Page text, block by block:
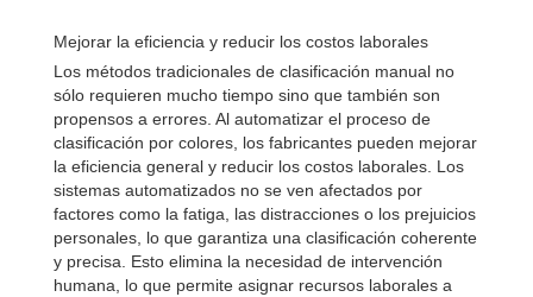
Mejorar la eficiencia y reducir los costos laborales
Los métodos tradicionales de clasificación manual no
sólo requieren mucho tiempo sino que también son
propensos a errores. Al automatizar el proceso de
clasificación por colores, los fabricantes pueden mejorar
la eficiencia general y reducir los costos laborales. Los
sistemas automatizados no se ven afectados por
factores como la fatiga, las distracciones o los prejuicios
personales, lo que garantiza una clasificación coherente
y precisa. Esto elimina la necesidad de intervención
humana, lo que permite asignar recursos laborales a